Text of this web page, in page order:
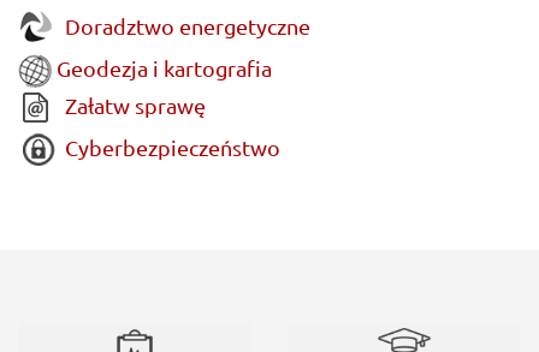
Doradztwo energetyczne
Geodezja i kartografia
Załatw sprawę
Cyberbezpieczeństwo